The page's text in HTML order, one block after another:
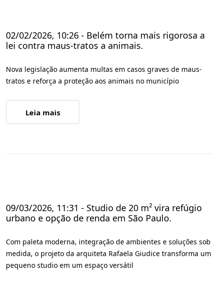
02/02/2026, 10:26 - Belém torna mais rigorosa a
lei contra maus-tratos a animais.
Nova legislação aumenta multas em casos graves de maus-
tratos e reforça a proteção aos animais no município
Leia mais
09/03/2026, 11:31 - Studio de 20 m² vira refúgio
urbano e opção de renda em São Paulo.
Com paleta moderna, integração de ambientes e soluções sob
medida, o projeto da arquiteta Rafaela Giudice transforma um
pequeno studio em um espaço versátil